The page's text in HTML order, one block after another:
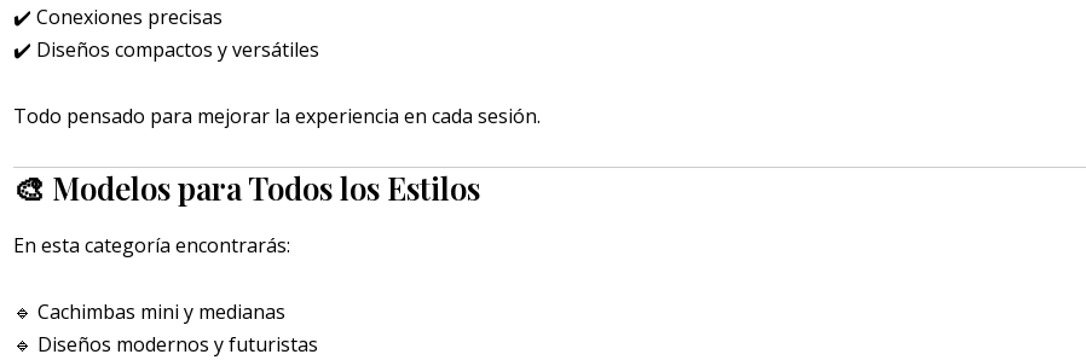
✔️ Conexiones precisas
✔️ Diseños compactos y versátiles
Todo pensado para mejorar la experiencia en cada sesión.
🎨 Modelos para Todos los Estilos
En esta categoría encontrarás:
🔹 Cachimbas mini y medianas
🔹 Diseños modernos y futuristas